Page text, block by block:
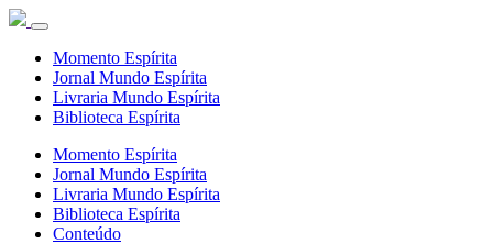
Momento Espírita
Jornal Mundo Espírita
Livraria Mundo Espírita
Biblioteca Espírita
Momento Espírita
Jornal Mundo Espírita
Livraria Mundo Espírita
Biblioteca Espírita
Conteúdo